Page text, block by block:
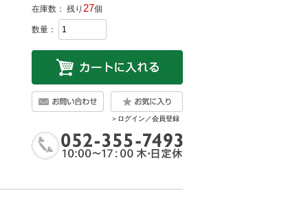
在庫数： 残り 27個
数量：
＞ログイン／会員登録